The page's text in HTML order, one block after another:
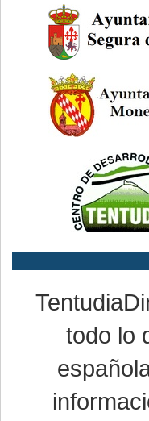
todo lo